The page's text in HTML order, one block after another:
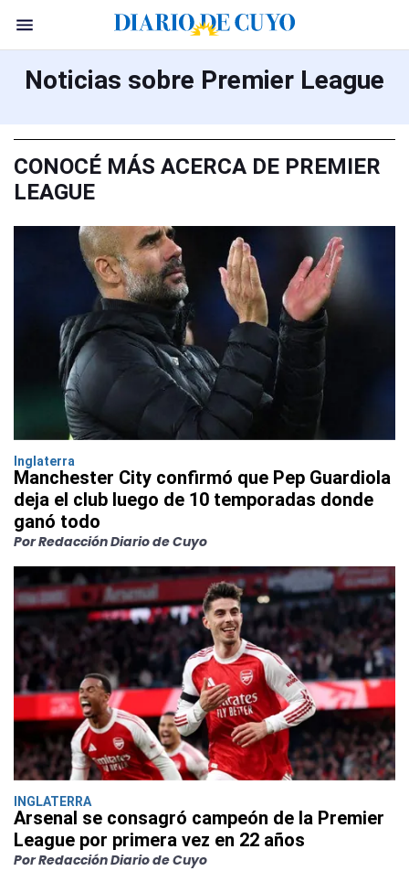
Noticias sobre Premier League
CONOCÉ MÁS ACERCA DE PREMIER
LEAGUE
Inglaterra
Manchester City confirmó que Pep Guardiola
deja el club luego de 10 temporadas donde
ganó todo
Por Redacción Diario de Cuyo
INGLATERRA
Arsenal se consagró campeón de la Premier
League por primera vez en 22 años
Por Redacción Diario de Cuyo